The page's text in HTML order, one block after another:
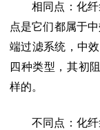
相同点：化
点是它们都属于
端过滤系统，中
四种类型，其初
样的。
不同点：化